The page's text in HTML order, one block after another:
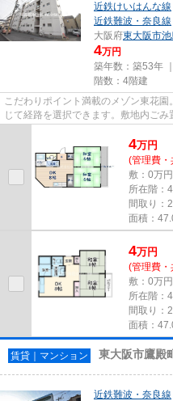
近鉄けいはんな線
近鉄難波・奈良線
大阪府東大阪市
4万円
築年数：築53年
階数：4階建
こだわりポイント満載のメゾン東花
じて経路を選択できます。敷地内ごみ
減します。物件から駅までは平...
4万円
(管理費
敷：0万
所在階：
間取り：
面積：
4万円
(管理費
敷：0万
所在階：
間取り：
面積：
賃貸｜マンション 東大阪市鷹殿
近鉄難波・奈良線